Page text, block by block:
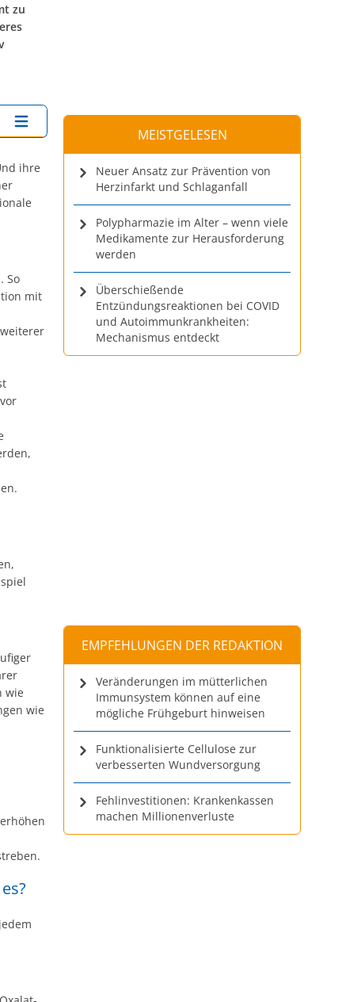
zu
ihre
So
mit
wie
wie
MEISTGELESEN
Neuer Ansatz zur Prävention von
Herzinfarkt und Schlaganfall
Polypharmazie im Alter – wenn viele
Medikamente zur Herausforderung
werden
Überschießende
Entzündungsreaktionen bei COVID
und Autoimmunkrankheiten:
Mechanismus entdeckt
EMPFEHLUNGEN DER REDAKTION
Veränderungen im mütterlichen
Immunsystem können auf eine
mögliche Frühgeburt hinweisen
Funktionalisierte Cellulose zur
verbesserten Wundversorgung
Fehlinvestitionen: Krankenkassen
machen Millionenverluste